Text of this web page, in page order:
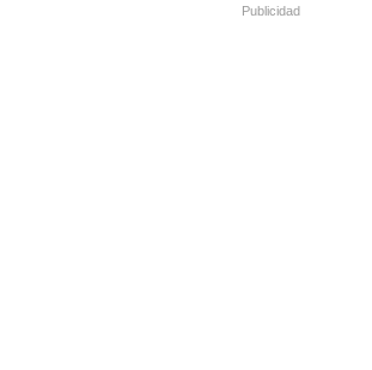
Publicidad